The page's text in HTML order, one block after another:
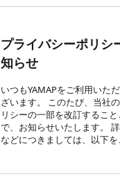
プライバシーポリシ
知らせ
いつもYAMAPをご利用いた
ざいます。 このたび、当社
リシーの一部を改訂するこ
で、お知らせいたします。
などにつきましては、以下